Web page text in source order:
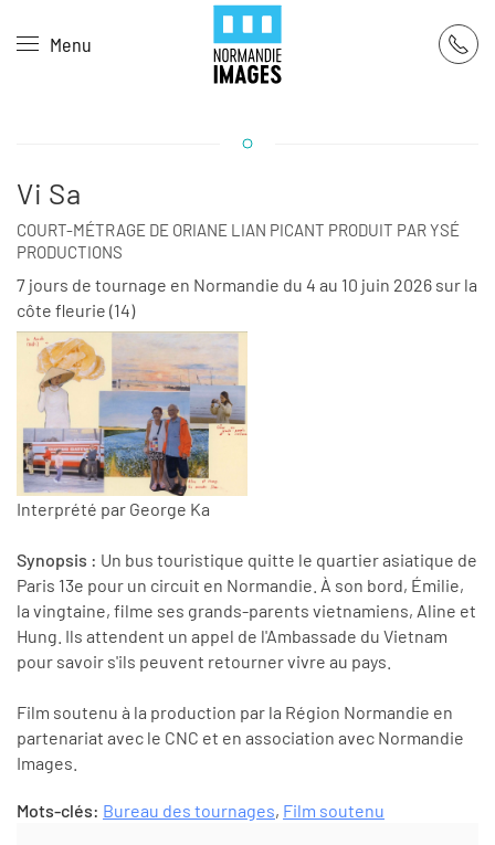
Skip to main content
Menu
Vi Sa
COURT-MÉTRAGE DE ORIANE LIAN PICANT PRODUIT PAR YSÉ
PRODUCTIONS
7 jours de tournage en Normandie du 4 au 10 juin 2026 sur la
côte fleurie (14)
Interprété par George Ka
Synopsis : Un bus touristique quitte le quartier asiatique de
Paris 13e pour un circuit en Normandie. À son bord, Émilie,
la vingtaine, filme ses grands-parents vietnamiens, Aline et
Hung. Ils attendent un appel de l'Ambassade du Vietnam
pour savoir s'ils peuvent retourner vivre au pays.
Film soutenu à la production par la Région Normandie en
partenariat avec le CNC et en association avec Normandie
Images.
Mots-clés: Bureau des tournages, Film soutenu
Panneau de gestion des cookies